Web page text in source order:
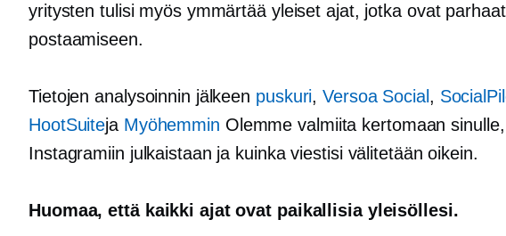
yritysten tulisi myös ymmärtää yleiset ajat, jotka ovat parhaat
postaamiseen.
Tietojen analysoinnin jälkeen puskuri,Versoa Social ,
HootSuiteja Myöhemmin Olemme valmiita kertomaan
Instagramiin julkaistaan ​​ja kuinka viestisi välitetään oikein.
Huomaa, että kaikki ajat ovat paikallisia yleisöllesi.